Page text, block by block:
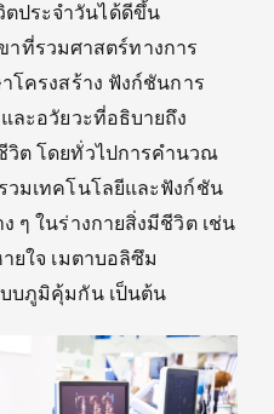
ประจำวันได้ดีขึ้น
ขาที่รวมศาสตร์ทางการ
โครงสร้าง ฟังก์ชันการ
ละอวัยวะที่อธิบายถึง
ต โดยทั่วไปการคำนวณ
วมเทคโนโลยีและฟังก์ชัน
ๆ ในร่างกายสิ่งมีชีวิต เช่น
ยใจ เมตาบอลิซึม
บภูมิคุ้มกัน เป็นต้น